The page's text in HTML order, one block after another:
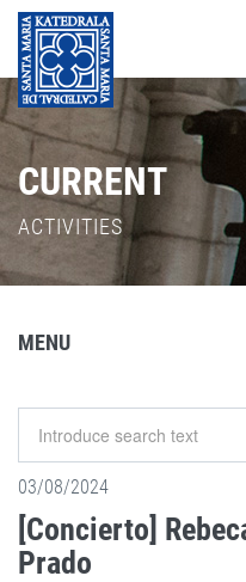
CURRENT
ACTIVITIES
MENU
03/08/2024
[Concierto]
Prado